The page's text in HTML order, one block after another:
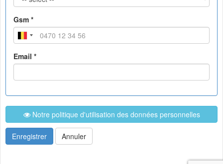
Gsm *
Email *
Notre politique d'utilisation des données personnelles
Enregistrer Annuler